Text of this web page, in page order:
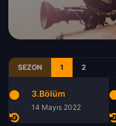
SEZON 1 2
3.Bölüm
14 Mayıs 2022